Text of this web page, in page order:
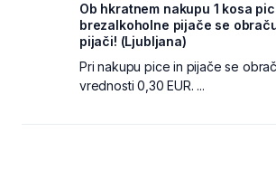
Ob hkratnem nakupu 1 kosa
brezalkoholne pijače se
pijači! (Ljubljana)
Pri nakupu pice in pijače se
vrednosti 0,30 EUR. ...